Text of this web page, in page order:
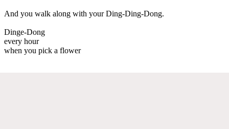
And you walk along with your Ding-Ding-Dong.
Dinge-Dong
every hour
when you pick a flower